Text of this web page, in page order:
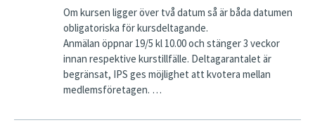
Om kursen ligger över två datum så är båda datumen
obligatoriska för kursdeltagande.
Anmälan öppnar 19/5 kl 10.00 och stänger 3 veckor
innan respektive kurstillfälle. Deltagarantalet är
begränsat, IPS ges möjlighet att kvotera mellan
medlemsföretagen. …